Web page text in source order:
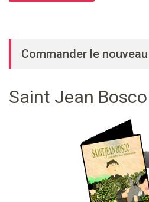
Commander le nouveau
Saint Jean Bosco